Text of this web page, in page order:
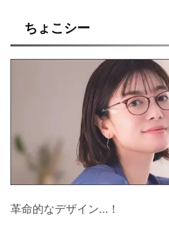
ちょこシー
革命的なデザイン…！